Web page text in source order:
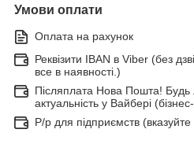
Умови оплати
Оплата на рахунок
Реквізити IBAN в Viber (без
все в наявності.)
Післяплата Нова Пошта! Будь
актуальність у Вайбері
Р/р для підприємств